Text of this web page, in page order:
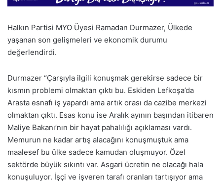
Halkın Partisi MYO Üyesi Ramadan Durmazer, Ülkede
yaşanan son gelişmeleri ve ekonomik durumu
değerlendirdi.
Durmazer “Çarşıyla ilgili konuşmak gerekirse sadece bir
kısmın problemi olmaktan çıktı bu. Eskiden Lefkoşa’da
Arasta esnafı iş yapardı ama artık orası da cazibe merkezi
olmaktan çıktı. Esas konu ise Aralık ayının başından itibaren
Maliye Bakanı’nın bir hayat pahalılığı açıklaması vardı.
Memurun ne kadar artış alacağını konuşmuştuk ama
maalesef bu ülke sadece kamudan oluşmuyor. Özel
sektörde büyük sıkıntı var. Asgari ücretin ne olacağı hala
konuşuluyor. İşçi ve işveren tarafı oranları tartışıyor ama